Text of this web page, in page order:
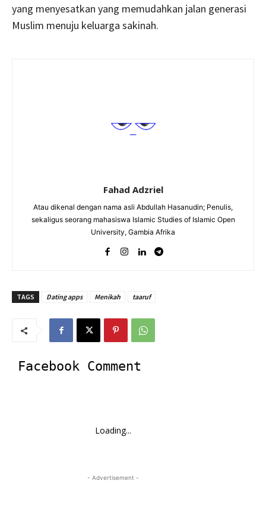
yang menyesatkan yang memudahkan jalan generasi
Muslim menuju keluarga sakinah.
Fahad Adzriel
Atau dikenal dengan nama asli Abdullah Hasanudin; Penulis,
sekaligus seorang mahasiswa Islamic Studies of Islamic Open
University, Gambia Afrika
TAGS Dating apps Menikah taaruf
Facebook Comment
Loading...
- Advertisement -